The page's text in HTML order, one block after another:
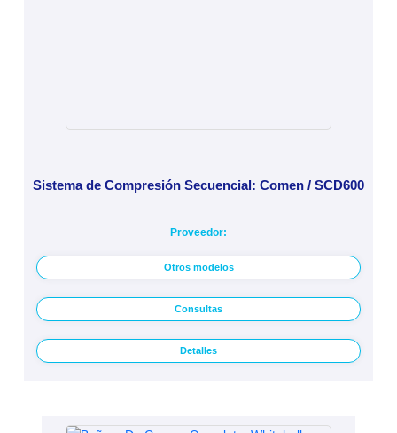
Sistema de Compresión Secuencial: Comen / SCD600
Proveedor:
Otros modelos
Consultas
Detalles